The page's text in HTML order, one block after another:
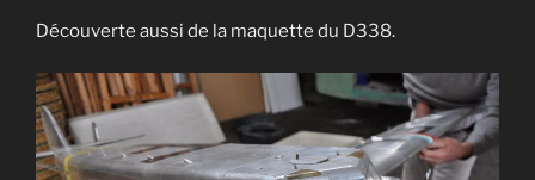
Découverte aussi de la maquette du D338.